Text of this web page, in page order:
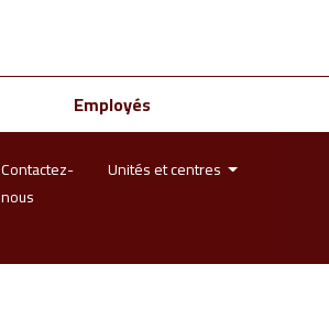
Employés
Contactez-
nous
Unités et centres